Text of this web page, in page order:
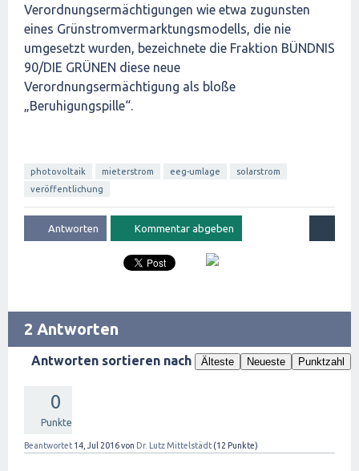
Verordnungsermächtigungen wie etwa zugunsten
eines Grünstromvermarktungsmodells, die nie
umgesetzt wurden, bezeichnete die Fraktion BÜNDNIS
90/DIE GRÜNEN diese neue
Verordnungsermächtigung als bloße
„Beruhigungspille“.
photovoltaik mieterstrom eeg-umlage
solarstrom
veröffentlichung
2 Antworten
Antworten sortieren nach Älteste Neueste Punktzahl
0
Punkte
Beantwortet 14, Jul 2016von Dr. Lutz Mittelstädt (12 Punkte)